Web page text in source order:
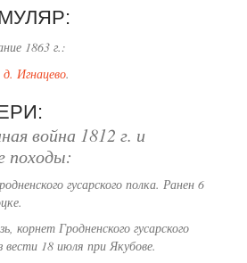
1863 г.:
Игнацево.
война 1812 г. и
походы:
гусарского полка. Ранен 6
корнет Гродненского гусарского
вести 18 июля при Якубове.